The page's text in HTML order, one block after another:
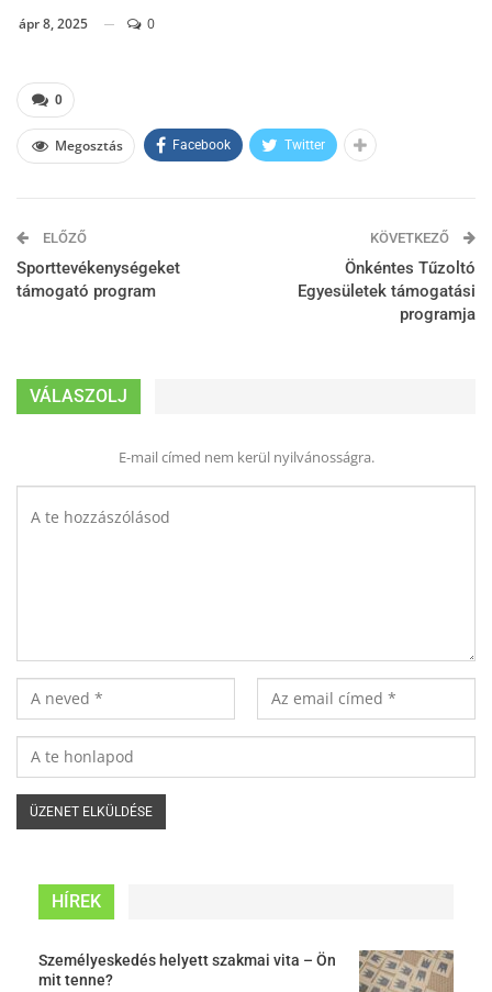
ápr 8, 2025 0
0
Megosztás Facebook Twitter
ELŐZŐ
Sporttevékenységeket
támogató program
KÖVETKEZŐ
Önkéntes Tűzoltó
Egyesületek támogatási
programja
VÁLASZOLJ
E-mail címed nem kerül nyilvánosságra.
HÍREK
Személyeskedés helyett szakmai vita – Ön
mit tenne?